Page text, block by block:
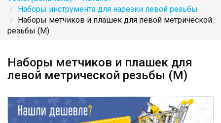
Наборы инструмента для нарезки левой резьбы
Наборы метчиков и плашек для левой метрической
резьбы (М)
Наборы метчиков и плашек для
левой метрической резьбы (М)